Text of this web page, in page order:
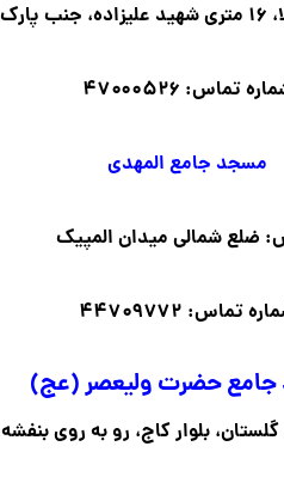
تماس: ۴۷۰۰۰۵۲۶
مسجد جامع المهدی
ضلع شمالی میدان المپیک
تماس: ۴۴۷۰۹۷۷۲
حضرت ولیعصر (عج)
بلوار کاج، رو به روی بنفشه ۹